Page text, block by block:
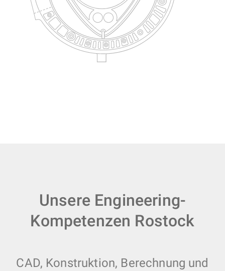
Unsere Engineering-
Kompetenzen Rostock
CAD, Konstruktion, Berechnung und